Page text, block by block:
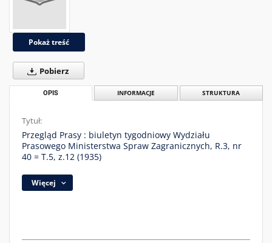
Pokaż treść
Pobierz
OPIS INFORMACJE STRUKTURA
Tytuł:
Przegląd Prasy : biuletyn tygodniowy Wydziału
Prasowego Ministerstwa Spraw Zagranicznych, R.3, nr
40 = T.5, z.12 (1935)
Więcej